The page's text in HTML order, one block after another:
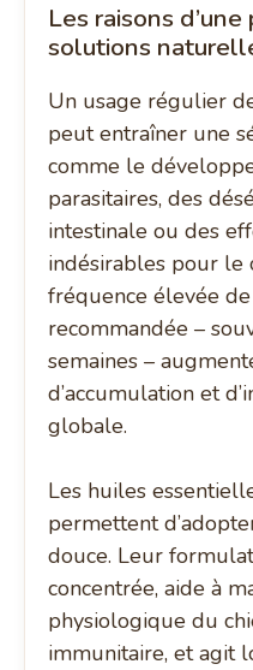
Les raisons
solutions
Un usage régulier
peut entraîner une
comme le
parasitaires, des
intestinale ou des
indésirables pour le
fréquence élevée
recommandée –
semaines –
d’accumulation et
globale.
Les huiles
permettent
douce. Leur
concentrée, aide à
physiologique du
immunitaire, et agit